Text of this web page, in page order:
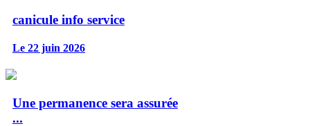
canicule info service
Le 22 juin 2026
Une permanence sera assurée
...